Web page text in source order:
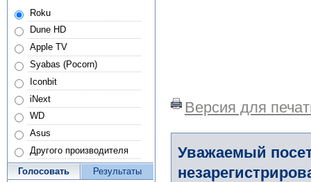
Версия для
Уважаемый
Roku
Dune HD
Apple TV
Syabas (Pocorn)
Iconbit
iNext
WD
Asus
Другого производителя
Голосовать Результаты